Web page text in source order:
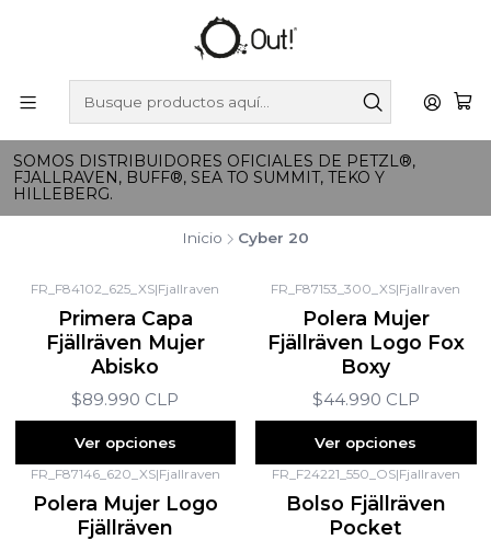
SOMOS DISTRIBUIDORES OFICIALES DE PETZL®,
FJALLRAVEN, BUFF®, SEA TO SUMMIT, TEKO Y
HILLEBERG.
Inicio Cyber 20
FR_F84102_625_XS|Fjallraven
Primera Capa
Fjällräven Mujer
Abisko
$89.990 CLP
Ver opciones
FR_F87153_300_XS|Fjallraven
Polera Mujer
Fjällräven Logo Fox
Boxy
$44.990 CLP
Ver opciones
FR_F87146_620_XS|Fjallraven
Polera Mujer Logo
Fjällräven
FR_F24221_550_OS|Fjallraven
Bolso Fjällräven
Pocket